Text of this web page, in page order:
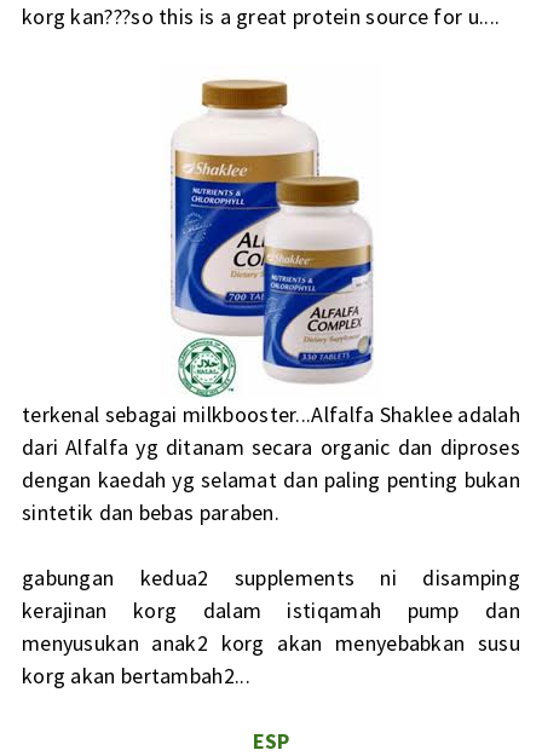
korg kan???so this is a great protein source for u....
terkenal sebagai milkbooster...Alfalfa Shaklee adalah
dari Alfalfa yg ditanam secara organic dan diproses
dengan kaedah yg selamat dan paling penting bukan
sintetik dan bebas paraben.
gabungan kedua2 supplements ni disamping
kerajinan korg dalam istiqamah pump dan
menyusukan anak2 korg akan menyebabkan susu
korg akan bertambah2...
ESP